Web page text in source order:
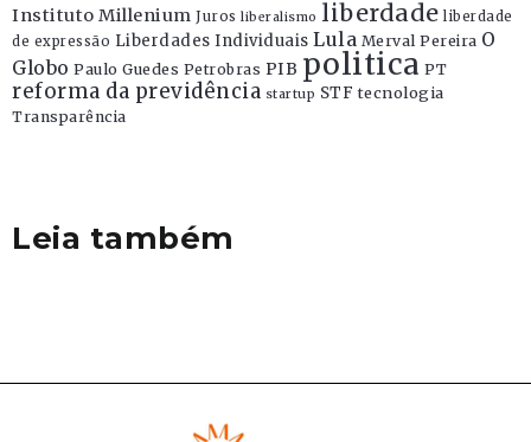
Instituto Millenium Juros liberalismo liberdade liberdade
de expressão Liberdades Individuais Lula Merval Pereira O
Globo Paulo Guedes Petrobras PIB politica PT
reforma da previdência startup STF tecnologia
Transparência
Leia também